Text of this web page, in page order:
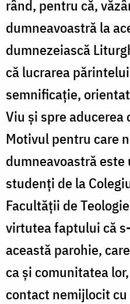
rând, pentru că,
dumneavoastră la
dumnezeiască
că lucrarea
semnificaţie,
Viu şi spre aducerea
Motivul pentru care
dumneavoastră
studenţi de la
Facultăţii de
virtutea faptului că
această parohie,
ca şi comunitatea
contact nemijlocit